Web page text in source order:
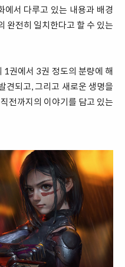
에서 다루고 있는 내용과 배경
완전히 일치한다고 할 수 있는
1권에서 3권 정도의 분량에 해
견되고, 그리고 새로운 생명을
전까지의 이야기를 담고 있는